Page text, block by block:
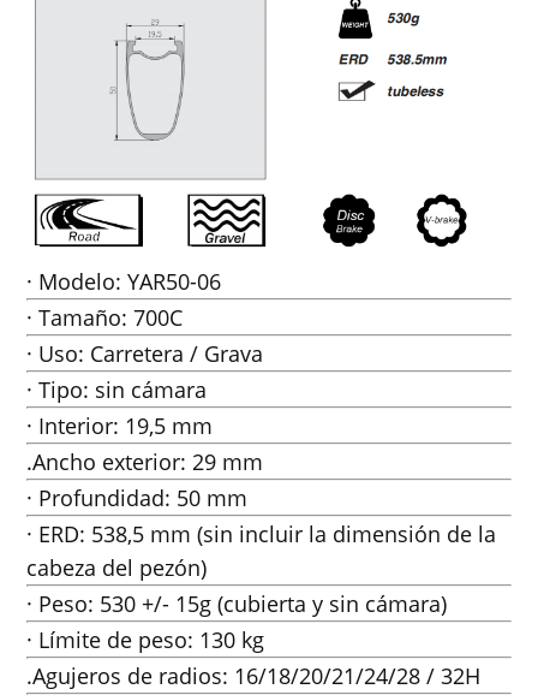
· Modelo: YAR50-06
· Tamaño: 700C
· Uso: Carretera / Grava
· Tipo: sin cámara
· Interior: 19,5 mm
.Ancho exterior: 29 mm
· Profundidad: 50 mm
· ERD: 538,5 mm (sin incluir la dimensión de la
cabeza del pezón)
· Peso: 530 +/- 15g (cubierta y sin cámara)
· Límite de peso: 130 kg
.Agujeros de radios: 16/18/20/21/24/28 / 32H